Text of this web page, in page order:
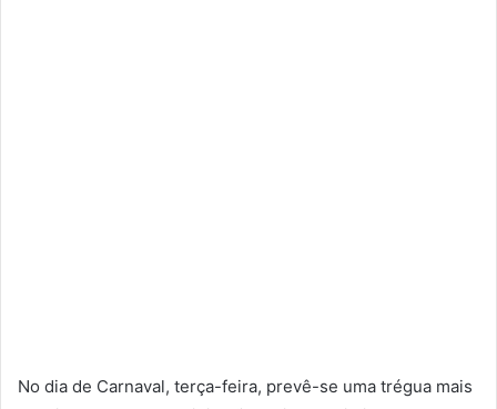
No dia de Carnaval, terça-feira, prevê-se uma trégua mais